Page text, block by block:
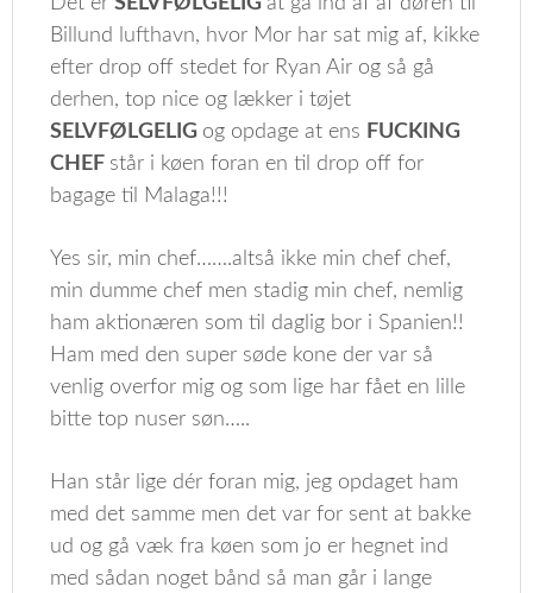
Billund lufthavn, hvor Mor har sat mig af, kikke
efter drop off stedet for Ryan Air og så gå
derhen, top nice og lækker i tøjet
SELVFØLGELIG og opdage at ens FUCKING
CHEF står i køen foran en til drop off for
bagage til Malaga!!!
Yes sir, min chef…….altså ikke min chef chef,
min dumme chef men stadig min chef, nemlig
ham aktionæren som til daglig bor i Spanien!!
Ham med den super søde kone der var så
venlig overfor mig og som lige har fået en lille
bitte top nuser søn…..
Han står lige dér foran mig, jeg opdaget ham
med det samme men det var for sent at bakke
ud og gå væk fra køen som jo er hegnet ind
med sådan noget bånd så man går i lange